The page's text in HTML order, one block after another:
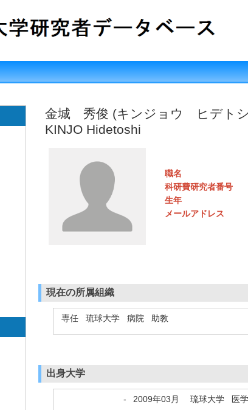
金城 秀俊 (キンジョウ ヒデト
KINJO Hidetoshi
職名
科研費研究者番号
生年
メールアドレス
現在の所属組織
専任 琉球大学 病院 助教
出身大学
- 2009年03月 琉球大学 医